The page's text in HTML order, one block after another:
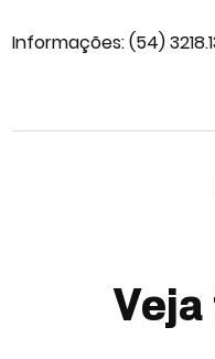
Informações: (54)
Veja